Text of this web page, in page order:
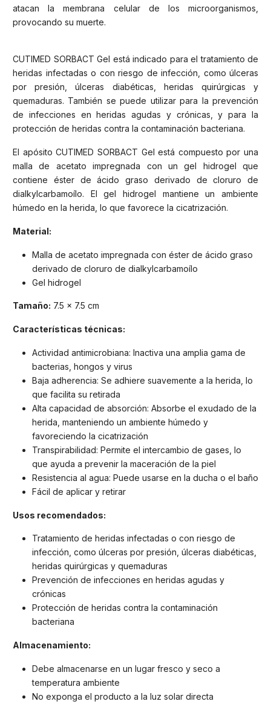
atacan la membrana celular de los microorganismos,
provocando su muerte.
CUTIMED SORBACT Gel está indicado para el tratamiento de
heridas infectadas o con riesgo de infección, como úlceras
por presión, úlceras diabéticas, heridas quirúrgicas y
quemaduras. También se puede utilizar para la prevención
de infecciones en heridas agudas y crónicas, y para la
protección de heridas contra la contaminación bacteriana.
El apósito CUTIMED SORBACT Gel está compuesto por una
malla de acetato impregnada con un gel hidrogel que
contiene éster de ácido graso derivado de cloruro de
dialkylcarbamoílo. El gel hidrogel mantiene un ambiente
húmedo en la herida, lo que favorece la cicatrización.
Material:
Malla de acetato impregnada con éster de ácido graso
derivado de cloruro de dialkylcarbamoílo
Gel hidrogel
Tamaño: 7.5 x 7.5 cm
Características técnicas:
Actividad antimicrobiana: Inactiva una amplia gama de
bacterias, hongos y virus
Baja adherencia: Se adhiere suavemente a la herida, lo
que facilita su retirada
Alta capacidad de absorción: Absorbe el exudado de la
herida, manteniendo un ambiente húmedo y
favoreciendo la cicatrización
Transpirabilidad: Permite el intercambio de gases, lo
que ayuda a prevenir la maceración de la piel
Resistencia al agua: Puede usarse en la ducha o el baño
Fácil de aplicar y retirar
Usos recomendados:
Tratamiento de heridas infectadas o con riesgo de
infección, como úlceras por presión, úlceras diabéticas,
heridas quirúrgicas y quemaduras
Prevención de infecciones en heridas agudas y
crónicas
Protección de heridas contra la contaminación
bacteriana
Almacenamiento:
Debe almacenarse en un lugar fresco y seco a
temperatura ambiente
No exponga el producto a la luz solar directa